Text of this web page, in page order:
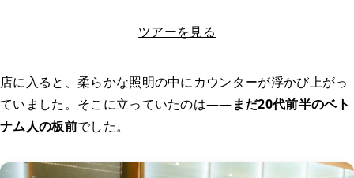
ツアーを見る
店に入ると、柔らかな照明の中にカウンターが浮かび上がっ
ていました。そこに立っていたのは——まだ20代前半のベト
ナム人の板前でした。